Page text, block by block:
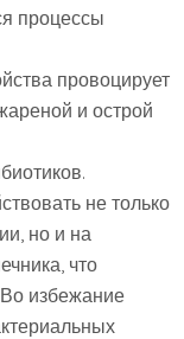
процессы
провоцирует
и острой
не только
но и на
что
Во избежание